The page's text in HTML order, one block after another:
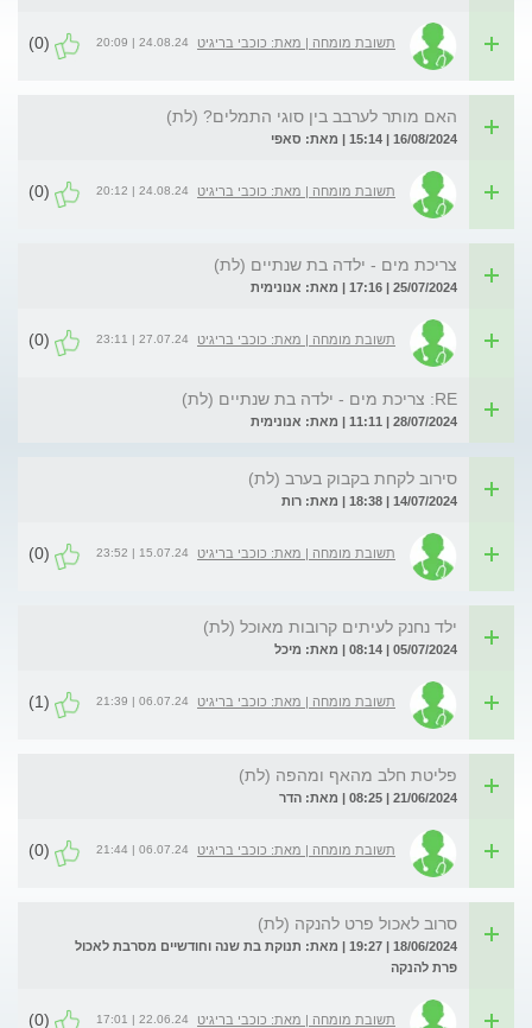
תשובת מומחה | מאת: כוכבי בריגיט 24.08.24 | 20:09
(0)
האם מותר לערבב בין סוגי התמלים? (לת)
16/08/2024 | 15:14 | מאת: סאפי
תשובת מומחה | מאת: כוכבי בריגיט 24.08.24 | 20:12
(0)
צריכת מים - ילדה בת שנתיים (לת)
25/07/2024 | 17:16 | מאת: אנונימית
תשובת מומחה | מאת: כוכבי בריגיט 27.07.24 | 23:11
(0)
RE: צריכת מים - ילדה בת שנתיים (לת)
28/07/2024 | 11:11 | מאת: אנונימית
סירוב לקחת בקבוק בערב (לת)
14/07/2024 | 18:38 | מאת: רות
תשובת מומחה | מאת: כוכבי בריגיט 15.07.24 | 23:52
(0)
ילד נחנק לעיתים קרובות מאוכל (לת)
05/07/2024 | 08:14 | מאת: מיכל
תשובת מומחה | מאת: כוכבי בריגיט 06.07.24 | 21:39
(1)
פליטת חלב מהאף ומהפה (לת)
21/06/2024 | 08:25 | מאת: הדר
תשובת מומחה | מאת: כוכבי בריגיט 06.07.24 | 21:44
(0)
סרוב לאכול פרט להנקה (לת)
18/06/2024 | 19:27 | מאת: תנוקת בת שנה וחודשיים מסרבת לאכול
פרת להנקה
תשובת מומחה | מאת: כוכבי בריגיט 22.06.24 | 17:01
(0)